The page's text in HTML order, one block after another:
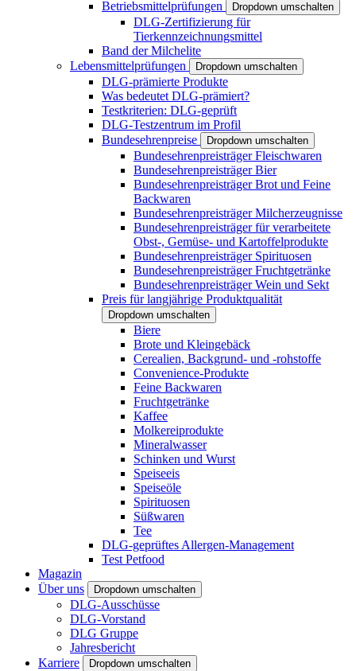
Betriebsmittelprüfungen
Dropdown umschalten
DLG-Zertifizierung für
Tierkennzeichnungsmittel
Band der Milchelite
Lebensmittelprüfungen
Dropdown umschalten
DLG-prämierte Produkte
Was bedeutet DLG-prämiert?
Testkriterien: DLG-geprüft
DLG-Testzentrum im Profil
Bundesehrenpreise
Dropdown umschalten
Bundesehrenpreisträger Fleischwaren
Bundesehrenpreisträger Bier
Bundesehrenpreisträger Brot und Feine
Backwaren
Bundesehrenpreisträger Milcherzeugnisse
Bundesehrenpreisträger für verarbeitete
Obst-, Gemüse- und Kartoffelprodukte
Bundesehrenpreisträger Spirituosen
Bundesehrenpreisträger Fruchtgetränke
Bundesehrenpreisträger Wein und Sekt
Preis für langjährige Produktqualität
Dropdown umschalten
Biere
Brote und Kleingebäck
Cerealien, Backgrund- und -rohstoffe
Convenience-Produkte
Feine Backwaren
Fruchtgetränke
Kaffee
Molkereiprodukte
Mineralwasser
Schinken und Wurst
Speiseeis
Speiseöle
Spirituosen
Süßwaren
Tee
DLG-geprüftes Allergen-Management
Test Petfood
Magazin
Über uns
Dropdown umschalten
DLG-Ausschüsse
DLG-Vorstand
DLG Gruppe
Jahresbericht
Karriere
Dropdown umschalten